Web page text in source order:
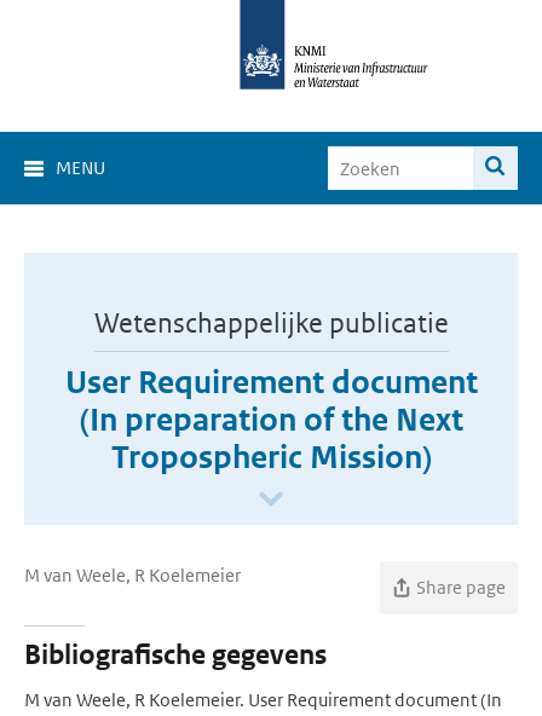
MENU
Wetenschappelijke publicatie
User Requirement document
(In preparation of the Next
Tropospheric Mission)
M van Weele, R Koelemeier
Share page
Bibliografische gegevens
M van Weele, R Koelemeier. User Requirement document (In